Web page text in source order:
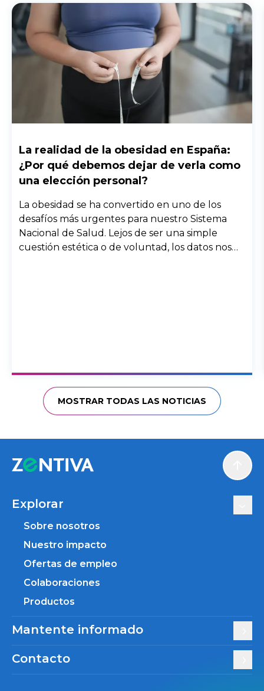
La realidad de la obesidad en España:
¿Por qué debemos dejar de verla como
una elección personal?
La obesidad se ha convertido en uno de los
desafíos más urgentes para nuestro Sistema
Nacional de Salud. Lejos de ser una simple
cuestión estética o de voluntad, los datos nos
MOSTRAR TODAS LAS NOTICIAS
Explorar
Sobre nosotros
Nuestro impacto
Ofertas de empleo
Colaboraciones
Productos
Mantente informado
Contacto